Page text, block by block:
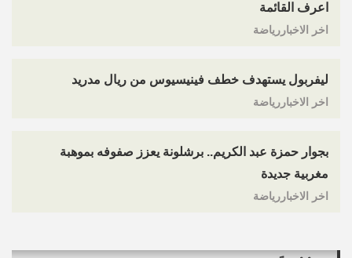
اعرف القائمة
اخر الاخباررياضة
ليفربول يستهدف خطف فينيسيوس من ريال مدريد
اخر الاخباررياضة
بجوار حمزة عبد الكريم.. برشلونة يعزز صفوفه بموهبة
مغربية جديدة
اخر الاخباررياضة